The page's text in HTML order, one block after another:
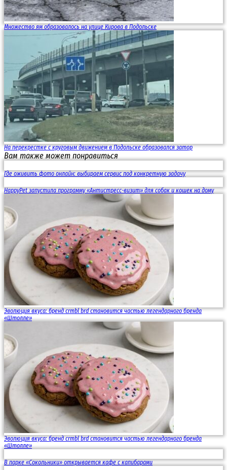
Множество ям образовалось на улице Кирова в Подольске
На перекрестке с круговым движением в Подольске образовался затор
Вам также может понравиться
Где оживить фото онлайн: выбираем сервис под конкретную задачу
HappyPet запустила программу «Антистресс-визит» для собак и кошек на дому
Эволюция вкуса: бренд crmbl brd становится частью легендарного бренда
«Штолле»
Эволюция вкуса: бренд crmbl brd становится частью легендарного бренда
«Штолле»
В парке «Сокольники» открывается кафе с капибарами